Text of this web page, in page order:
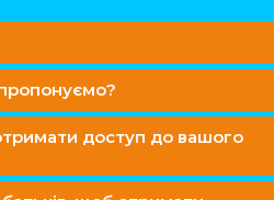
доступ до вашого